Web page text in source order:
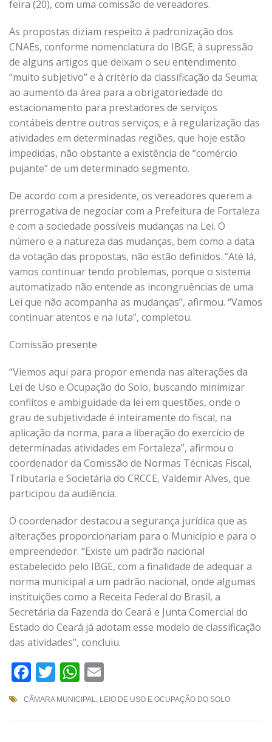
feira (20), com uma comissão de vereadores.
As propostas diziam respeito à padronização dos
CNAEs, conforme nomenclatura do IBGE; à supressão
de alguns artigos que deixam o seu entendimento
“muito subjetivo” e à critério da classificação da Seuma;
ao aumento da área para a obrigatoriedade do
estacionamento para prestadores de serviços
contábeis dentre outros serviços; e à regularização das
atividades em determinadas regiões, que hoje estão
impedidas, não obstante a existência de “comércio
pujante” de um determinado segmento.
De acordo com a presidente, os vereadores querem a
prerrogativa de negociar com a Prefeitura de Fortaleza
e com a sociedade possíveis mudanças na Lei. O
número e a natureza das mudanças, bem como a data
da votação das propostas, não estão definidos. “Até lá,
vamos continuar tendo problemas, porque o sistema
automatizado não entende as incongruências de uma
Lei que não acompanha as mudanças”, afirmou. “Vamos
continuar atentos e na luta”, completou.
Comissão presente
“Viemos aqui para propor emenda nas alterações da
Lei de Uso e Ocupação do Solo, buscando minimizar
conflitos e ambiguidade da lei em questões, onde o
grau de subjetividade é inteiramente do fiscal, na
aplicação da norma, para a liberação do exercício de
determinadas atividades em Fortaleza”, afirmou o
coordenador da Comissão de Normas Técnicas Fiscal,
Tributaria e Societária do CRCCE, Valdemir Alves, que
participou da audiência.
O coordenador destacou a segurança jurídica que as
alterações proporcionariam para o Município e para o
empreendedor. “Existe um padrão nacional
estabelecido pelo IBGE, com a finalidade de adequar a
norma municipal a um padrão nacional, onde algumas
instituições como a Receita Federal do Brasil, a
Secretária da Fazenda do Ceará e Junta Comercial do
Estado do Ceará já adotam esse modelo de classificação
das atividades”, concluiu.
Facebook
TwitterWhatsApp
CÂMARA MUNICIPAL, LEIO DE USO E OCUPAÇÃO DO SOLO